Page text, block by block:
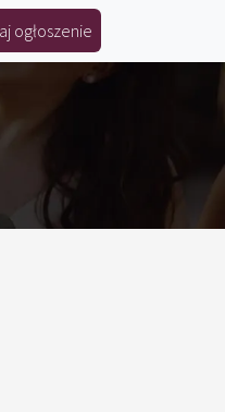
ogłoszenie